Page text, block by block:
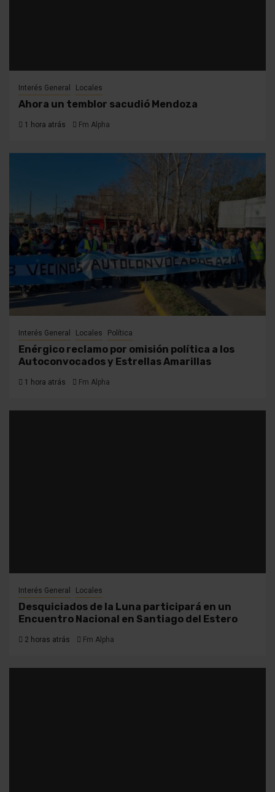
Interés General Locales
Ahora un temblor sacudió Mendoza
1 hora atrás Fm Alpha
Interés General Locales Política
Enérgico reclamo por omisión política a los
Autoconvocados y Estrellas Amarillas
1 hora atrás Fm Alpha
Interés General Locales
Desquiciados de la Luna participará en un
Encuentro Nacional en Santiago del Estero
2 horas atrás Fm Alpha